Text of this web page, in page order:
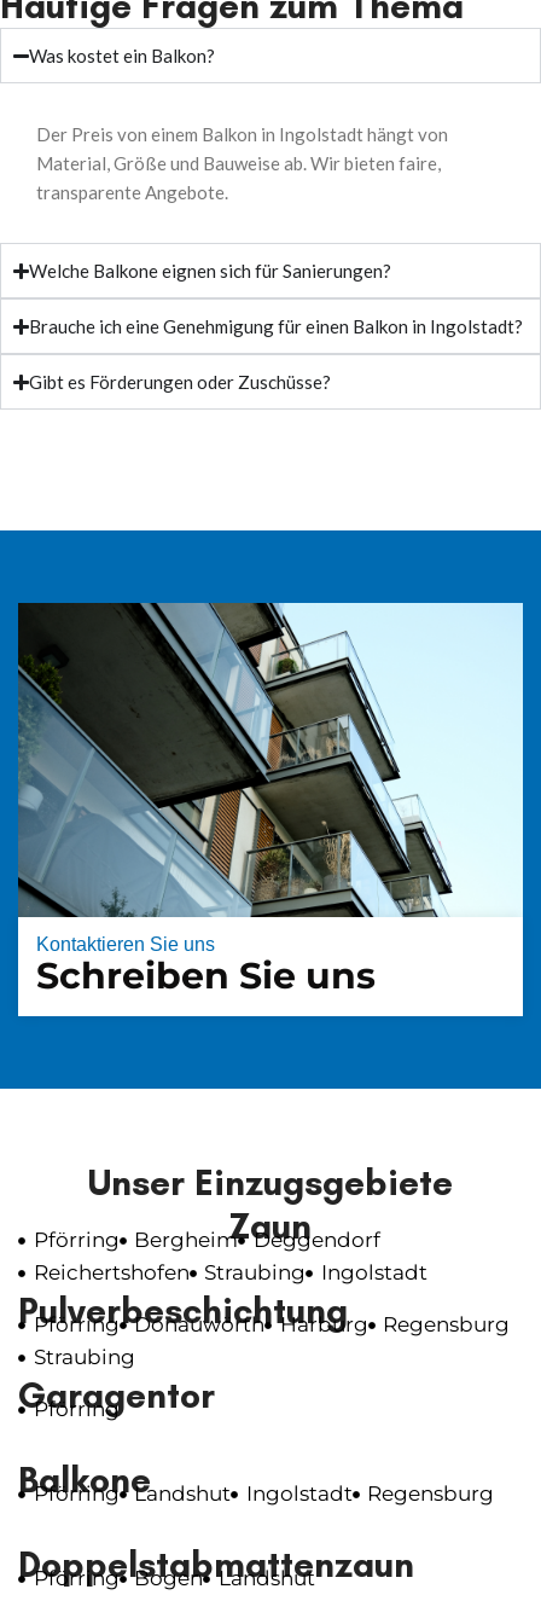
Was kostet ein Balkon?
Der Preis von einem Balkon in Ingolstadthängt von
Material, Größe und Bauweise ab. Wir bieten faire,
transparente Angebote.
Welche Balkone eignen sich für Sanierungen?
Brauche ich eine Genehmigung für einen Balkon in Ingolstadt?
Gibt es Förderungen oder Zuschüsse?
Kontaktieren Sie uns
Schreiben Sie uns
Unser Einzugsgebiete
Zaun
Pförring Bergheim
Deggendorf
Reichertshofen
Straubing Ingolstadt
Pulverbeschichtung
Pförring Donauwörth Harburg
Regensburg
Straubing
Garagentor
Pförring
Balkone
Pförring Landshut Ingolstadt Regensburg
Doppelstabmattenzaun
Pförring Bogen Landshut